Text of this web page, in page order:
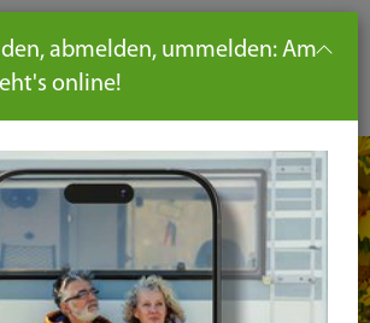
DE
abmelden, ummelden: Am
online!